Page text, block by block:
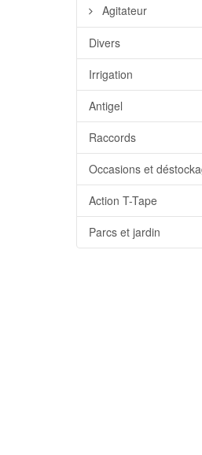
Agitateur
Divers
Irrigation
Antigel
Raccords
Occasions et
Action T-Tape
Parcs et jardin